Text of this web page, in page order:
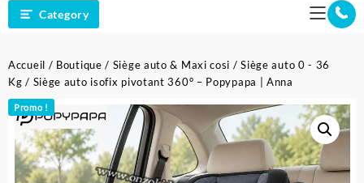
Category
Accueil / Boutique / Siège auto & Maxi cosi /Siège auto 0 - 36
Kg / Siège auto isofix pivotant 360° – Popypapa | Anna
Promo !